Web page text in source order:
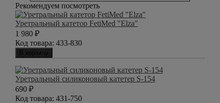
Рекомендуем посмотреть
Уретральный катетор FetiMed "Elza"
1 980 ₽
Код товара: 433-830
В корзину
Уретральный силиконовый катетер S-154
690 ₽
Код товара: 431-750